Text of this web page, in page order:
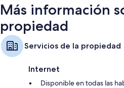
Más información
propiedad
Servicios de la propiedad
Internet
Disponible en todas las